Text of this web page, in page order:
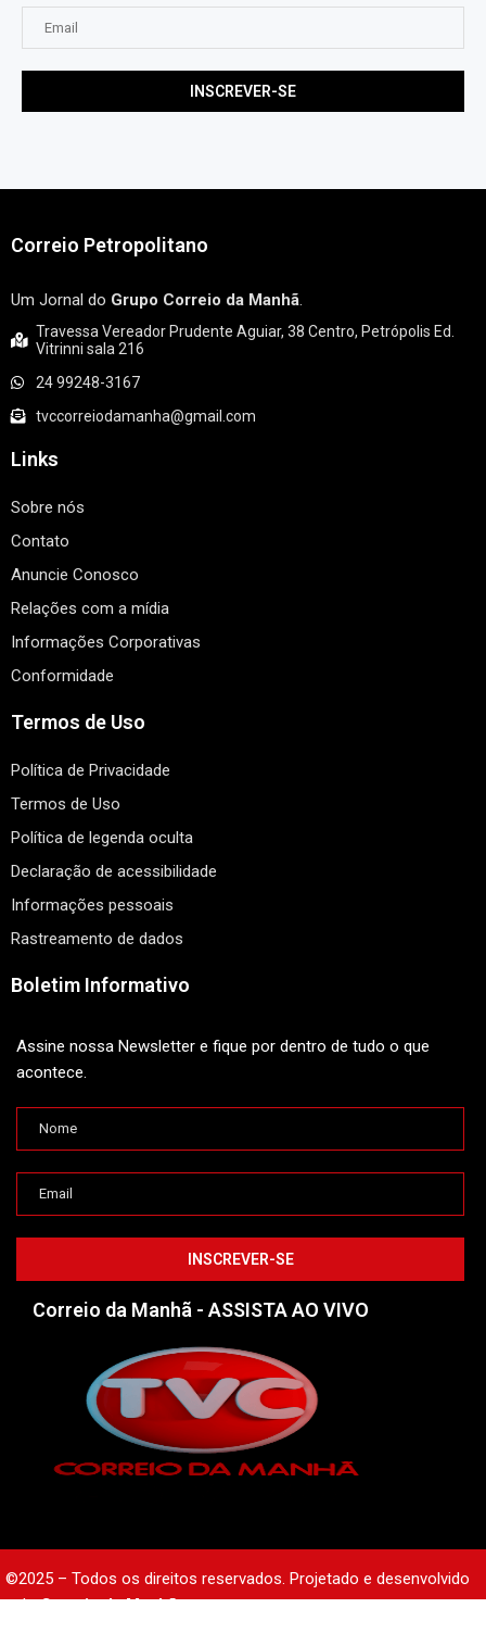
Correio Petropolitano
Um Jornal do Grupo Correio da Manhã.
Travessa Vereador Prudente Aguiar, 38 Centro, Petrópolis Ed.
Vitrinni sala 216
24 99248-3167
tvccorreiodamanha@gmail.com
Links
Sobre nós
Contato
Anuncie Conosco
Relações com a mídia
Informações Corporativas
Conformidade
Termos de Uso
Política de Privacidade
Termos de Uso
Política de legenda oculta
Declaração de acessibilidade
Informações pessoais
Rastreamento de dados
Boletim Informativo
Assine nossa Newsletter e fique por dentro de tudo o que
acontece.
Correio da Manhã - ASSISTA AO VIVO
©2025 – Todos os direitos reservados. Projetado e desenvolvido
peloCorreio da Manhã.